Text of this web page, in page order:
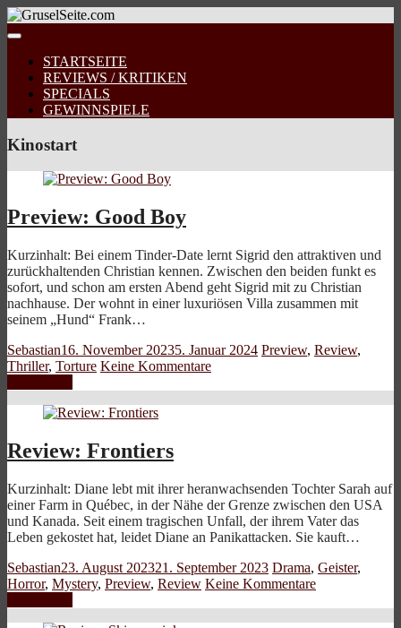
STARTSEITE
REVIEWS / KRITIKEN
SPECIALS
GEWINNSPIELE
Kinostart
Preview: Good Boy
Kurzinhalt: Bei einem Tinder-Date lernt Sigrid den attraktiven und
zurückhaltenden Christian kennen. Zwischen den beiden funkt es
sofort, und schon am ersten Abend geht Sigrid mit zu Christian
nachhause. Der wohnt in einer luxuriösen Villa zusammen mit
seinem „Hund“ Frank…
Sebastian16. November 20235. Januar 2024 Preview, Review,
Thriller, Torture Keine Kommentare
Review: Frontiers
Kurzinhalt: Diane lebt mit ihrer heranwachsenden Tochter Sarah auf
einer Farm in Québec, in der Nähe der Grenze zwischen den USA
und Kanada. Seit einem tragischen Unfall, der ihrem Vater das
Leben gekostet hat, leidet Diane an Panikattacken. Sie kauft…
Sebastian23. August 202321. September 2023 Drama, Geister,
Horror, Mystery, Preview, Review Keine Kommentare